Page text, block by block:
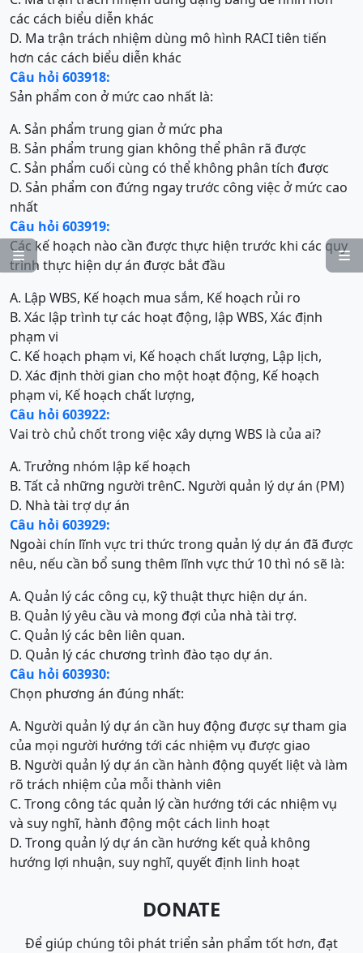


các cách biểu diễn khác
D. Ma trận trách nhiệm dùng mô hình RACI tiên tiến
hơn các cách biểu diễn khác
Câu hỏi 603918:
Sản phẩm con ở mức cao nhất là:
A. Sản phẩm trung gian ở mức pha
B. Sản phẩm trung gian không thể phân rã được
C. Sản phẩm cuối cùng có thể không phân tích được
D. Sản phẩm con đứng ngay trước công việc ở mức cao
nhất
Câu hỏi 603919:
Các kế hoạch nào cần được thực hiện trước khi các quy
trình thực hiện dự án được bắt đầu
A. Lập WBS, Kế hoạch mua sắm, Kế hoạch rủi ro
B. Xác lập trình tự các hoạt động, lập WBS, Xác định
phạm vi
C. Kế hoạch phạm vi, Kế hoạch chất lượng, Lập lịch,
D. Xác định thời gian cho một hoạt động, Kế hoạch
phạm vi, Kế hoạch chất lượng,
Câu hỏi 603922:
Vai trò chủ chốt trong việc xây dựng WBS là của ai?
A. Trưởng nhóm lập kế hoạch
B. Tất cả những người trênC. Người quản lý dự án (PM)
D. Nhà tài trợ dự án
Câu hỏi 603929:
Ngoài chín lĩnh vực tri thức trong quản lý dự án đã được
nêu, nếu cần bổ sung thêm lĩnh vực thứ 10 thì nó sẽ là:
A. Quản lý các công cụ, kỹ thuật thực hiện dự án.
B. Quản lý yêu cầu và mong đợi của nhà tài trợ.
C. Quản lý các bên liên quan.
D. Quản lý các chương trình đào tạo dự án.
Câu hỏi 603930:
Chọn phương án đúng nhất:
A. Người quản lý dự án cần huy động được sự tham gia
của mọi người hướng tới các nhiệm vụ được giao
B. Người quản lý dự án cần hành động quyết liệt và làm
rõ trách nhiệm của mỗi thành viên
C. Trong công tác quản lý cần hướng tới các nhiệm vụ
và suy nghĩ, hành động một cách linh hoạt
D. Trong quản lý dự án cần hướng kết quả không
hướng lợi nhuận, suy nghĩ, quyết định linh hoạt
DONATE
Để giúp chúng tôi phát triển sản phẩm tốt hơn, đạt